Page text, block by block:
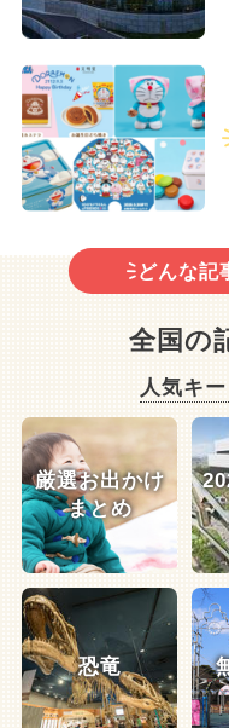
どんな記
全国の
人気キ
厳選お出かけ
まとめ
恐竜